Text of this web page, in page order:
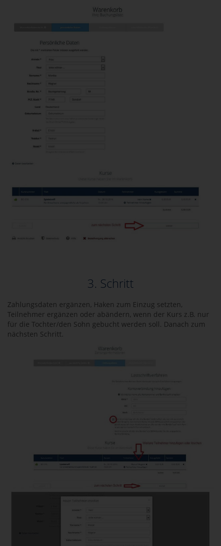
3. Schritt
Zahlungsdaten ergänzen, Haken zum Einzug setzten,
Teilnehmer ergänzen oder abändern, wenn der Kurs z.B. nur
für die Tochter/den Sohn gebucht werden soll. Danach zum
nächsten Schritt.